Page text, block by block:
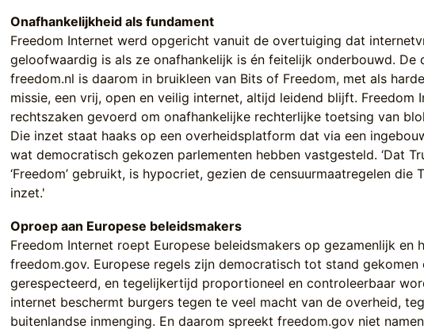
Onafhankelijkheid als fundament
Freedom Internet werd opgericht vanuit de overtuiging dat
geloofwaardig is als ze onafhankelijk is én feitelijk onderbouwd. De
freedom.nl is daarom in bruikleen van Bits of Freedom, met als
missie, een vrij, open en veilig internet, altijd leidend blijft. Freedom
rechtszaken gevoerd om onafhankelijke rechterlijke toetsing van
Die inzet staat haaks op een overheidsplatform dat via een
wat democratisch gekozen parlementen hebben vastgesteld. ‘Dat
‘Freedom’ gebruikt, is hypocriet, gezien de censuurmaatregelen die
inzet.'
Oproep aan Europese beleidsmakers
Freedom Internet roept Europese beleidsmakers op gezamenlijk en
freedom.gov. Europese regels zijn democratisch tot stand gekomen
gerespecteerd, en tegelijkertijd proportioneel en controleerbaar
internet beschermt burgers tegen te veel macht van de overheid,
buitenlandse inmenging. En daarom spreekt freedom.gov niet